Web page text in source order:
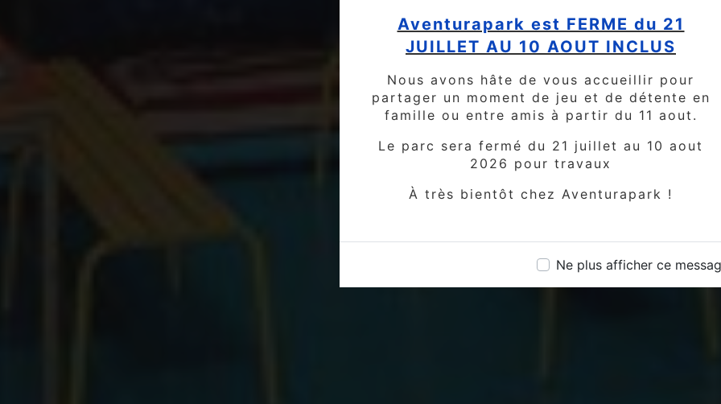
Aventurapark est FERME du 21
JUILLET AU 10 AOUT INCLUS
Nous avons hâte de vous accueillir pour
partager un moment de jeu et de détente en
famille ou entre amis à partir du 11 aout.
Le parc sera fermé du 21 juillet au 10 aout
2026 pour travaux
À très bientôt chez Aventurapark !
Ne plus afficher ce